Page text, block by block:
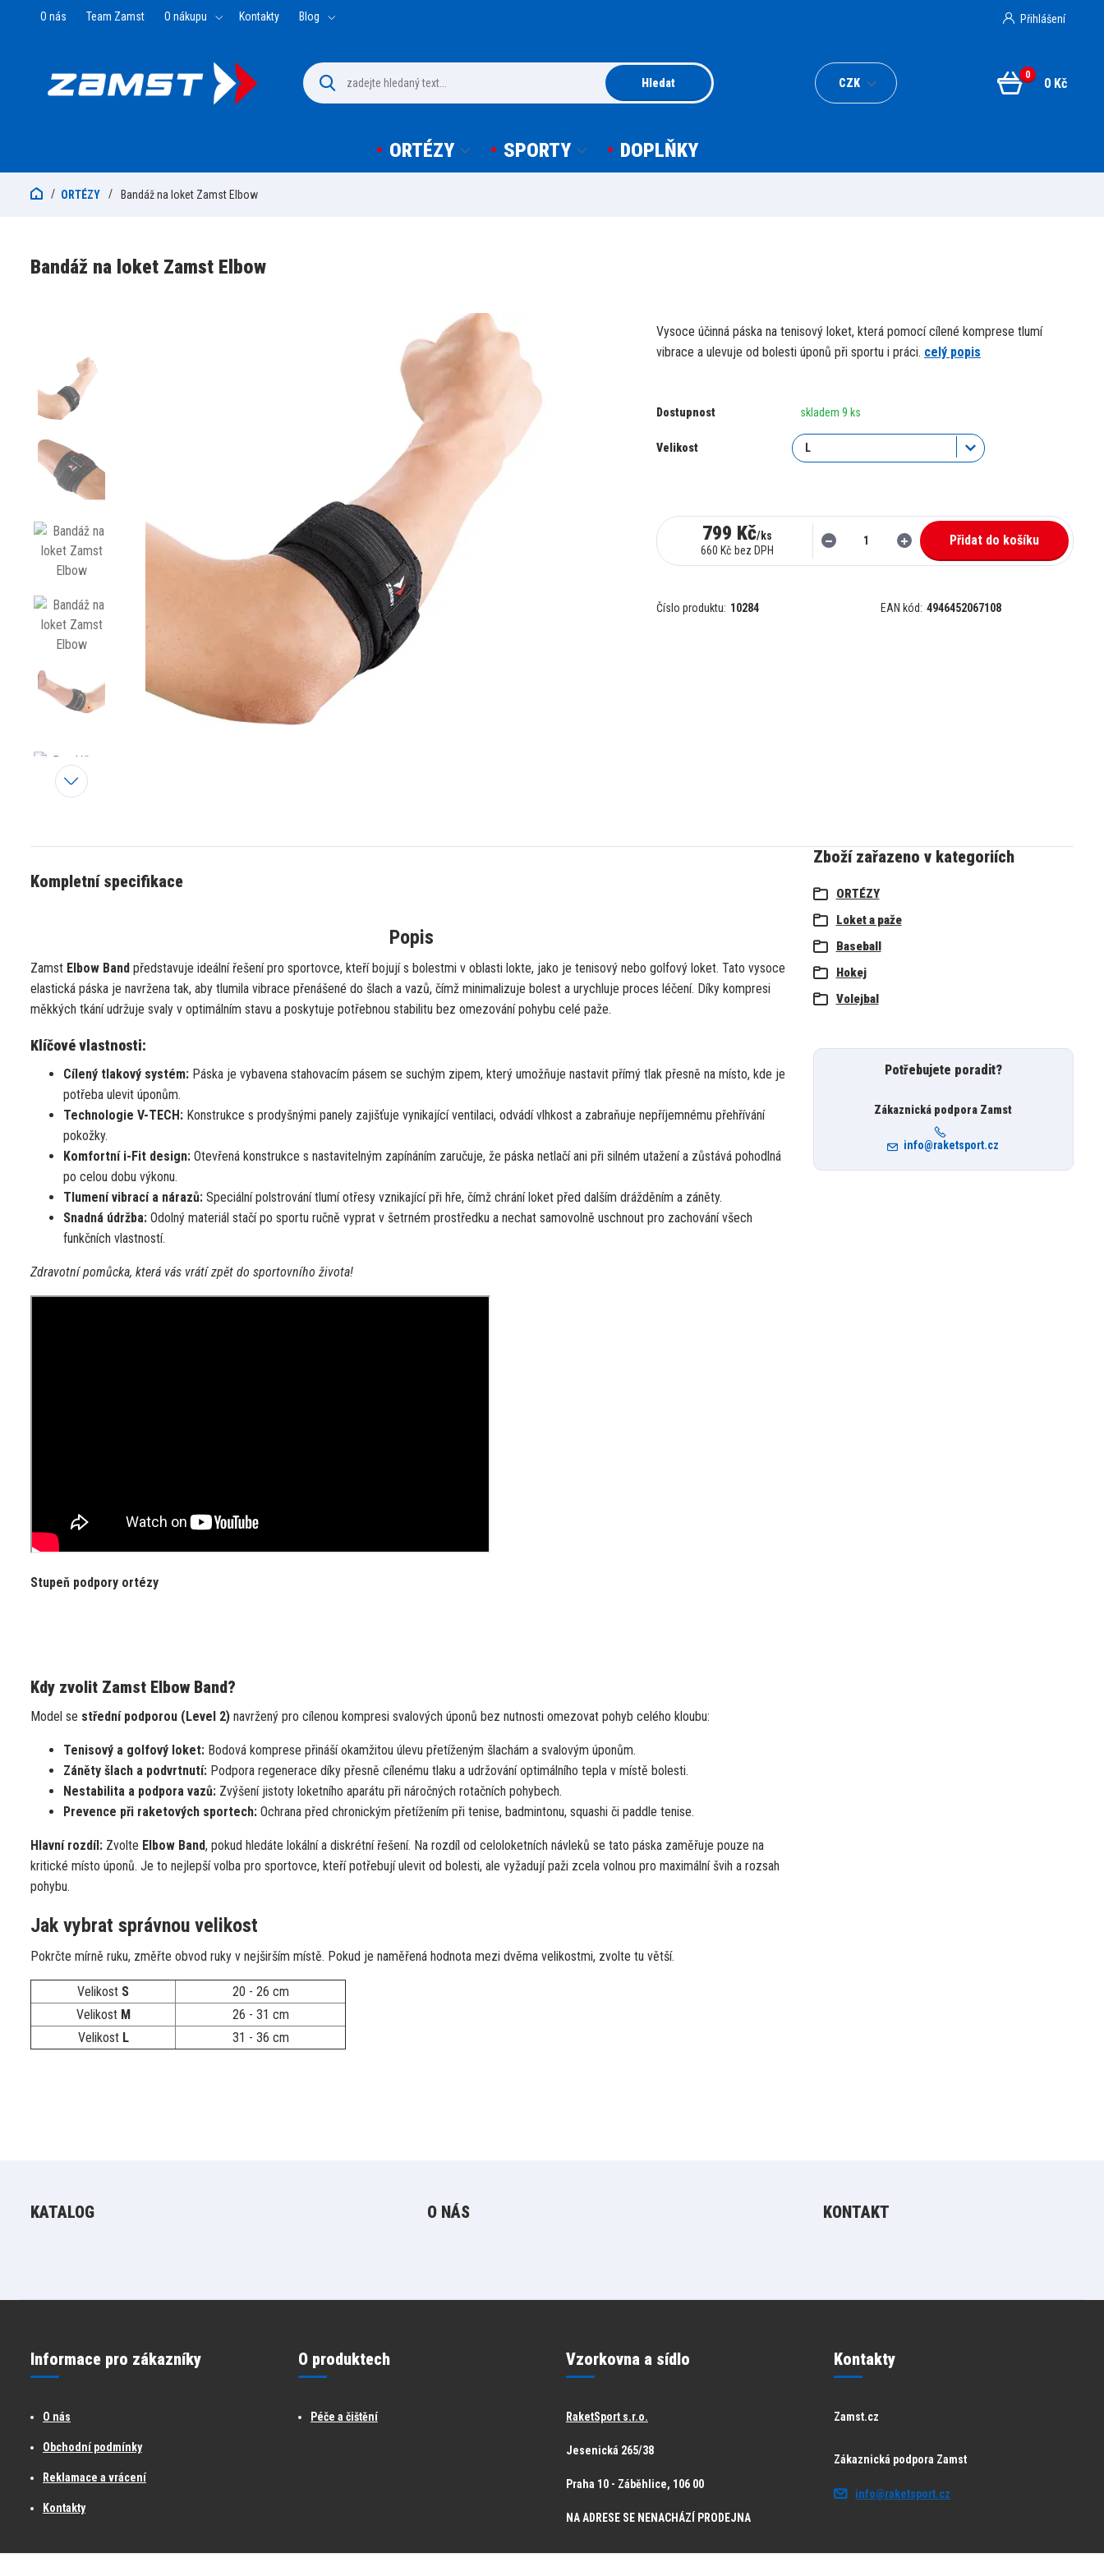
O nás Team Zamst O nákupu Kontakty Blog
CZK
Přihlášení
Hledat
0
0 Kč
ORTÉZY SPORTY DOPLŇKY
ORTÉZY Bandáž na loket Zamst Elbow
Bandáž na loket Zamst Elbow
Vysoce účinná páska na tenisový loket, která pomocí cílené komprese tlumí
vibrace a ulevuje od bolesti úponů při sportu i práci. celý popis
Dostupnost skladem 9 ks
Velikost
799 Kč/ks
660 Kč bez DPH
Přidat do košíku
Číslo produktu: 10284 EAN kód: 4946452067108
Kompletní specifikace
Popis
Zamst Elbow Band představuje ideální řešení pro sportovce, kteří bojují s bolestmi v oblasti lokte, jako je tenisový nebo golfový loket. Tato vysoce
elastická páska je navržena tak, aby tlumila vibrace přenášené do šlach a vazů, čímž minimalizuje bolest a urychluje proces léčení. Díky kompresi
měkkých tkání udržuje svaly v optimálním stavu a poskytuje potřebnou stabilitu bez omezování pohybu celé paže.
Klíčové vlastnosti:
Cílený tlakový systém: Páska je vybavena stahovacím pásem se suchým zipem, který umožňuje nastavit přímý tlak přesně na místo, kde je
potřeba ulevit úponům.
Technologie V-TECH: Konstrukce s prodyšnými panely zajišťuje vynikající ventilaci, odvádí vlhkost a zabraňuje nepříjemnému přehřívání
pokožky.
Komfortní i-Fit design: Otevřená konstrukce s nastavitelným zapínáním zaručuje, že páska netlačí ani při silném utažení a zůstává pohodlná
po celou dobu výkonu.
Tlumení vibrací a nárazů: Speciální polstrování tlumí otřesy vznikající při hře, čímž chrání loket před dalším drážděním a záněty.
Snadná údržba: Odolný materiál stačí po sportu ručně vyprat v šetrném prostředku a nechat samovolně uschnout pro zachování všech
funkčních vlastností.
Zdravotní pomůcka, která vás vrátí zpět do sportovního života!
Stupeň podpory ortézy
Kdy zvolit Zamst Elbow Band?
Model se střední podporou (Level 2) navržený pro cílenou kompresi svalových úponů bez nutnosti omezovat pohyb celého kloubu:
Tenisový a golfový loket: Bodová komprese přináší okamžitou úlevu přetíženým šlachám a svalovým úponům.
Záněty šlach a podvrtnutí: Podpora regenerace díky přesně cílenému tlaku a udržování optimálního tepla v místě bolesti.
Nestabilita a podpora vazů: Zvýšení jistoty loketního aparátu při náročných rotačních pohybech.
Prevence při raketových sportech: Ochrana před chronickým přetížením při tenise, badmintonu, squashi či paddle tenise.
Hlavní rozdíl: Zvolte Elbow Band, pokud hledáte lokální a diskrétní řešení. Na rozdíl od celoloketních návleků se tato páska zaměřuje pouze na
kritické místo úponů. Je to nejlepší volba pro sportovce, kteří potřebují ulevit od bolesti, ale vyžadují paži zcela volnou pro maximální švih a rozsah
pohybu.
Jak vybrat správnou velikost
Pokrčte mírně ruku, změřte obvod ruky v nejširším místě. Pokud je naměřená hodnota mezi dvěma velikostmi, zvolte tu větší.
Velikost S
20 - 26 cm
Velikost M
26 - 31 cm
Velikost L 31 - 36 cm
Zboží zařazeno v kategoriích
ORTÉZY
Loket a paže
Baseball
Hokej
Volejbal
Potřebujete poradit?
Zákaznická podpora Zamst
info@raketsport.cz
KATALOG O NÁS KONTAKT
Informace pro zákazníky
O nás
Obchodní podmínky
Reklamace a vrácení
Kontakty
O produktech
Péče a čištění
Vzorkovna a sídlo
RaketSport s.r.o.
Jesenická 265/38
Praha 10 - Záběhlice, 106 00
NA ADRESE SE NENACHÁZÍ PRODEJNA
Kontakty
Zamst.cz
Zákaznická podpora Zamst
info@raketsport.cz